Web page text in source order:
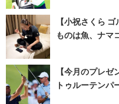
【小祝さくら
ものは魚、ナマ
【今月のプレ
トゥルーテンパ